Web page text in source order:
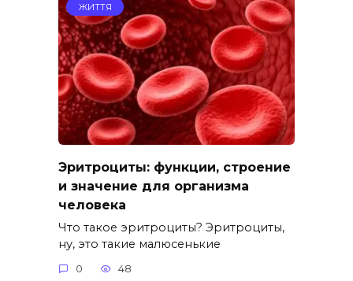
ЖИТТЯ
Эритроциты: функции, строение
и значение для организма
человека
Что такое эритроциты? Эритроциты,
ну, это такие малюсенькие
0 48